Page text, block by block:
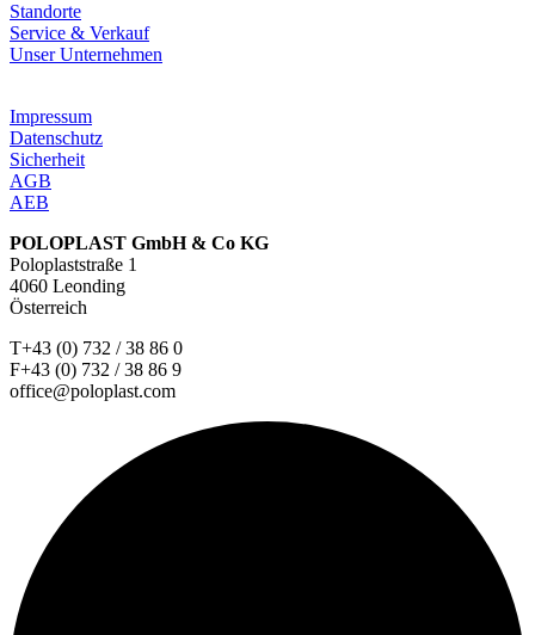
Standorte
Service & Verkauf
Unser Unternehmen
Impressum
Datenschutz
Sicherheit
AGB
AEB
POLOPLAST GmbH & Co KG
Poloplaststraße 1
4060 Leonding
Österreich
T+43 (0) 732 / 38 86 0
F+43 (0) 732 / 38 86 9
office@poloplast.com